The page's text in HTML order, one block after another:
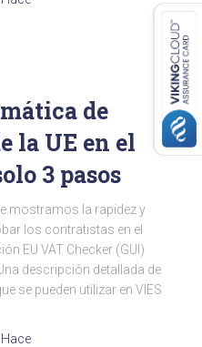
de
la UE en el
3 pasos
mostramos la rapidez y
los contratistas en el
EU VAT Checker (GUI)
descripción detallada de
se pueden utilizar en VIES
Hace